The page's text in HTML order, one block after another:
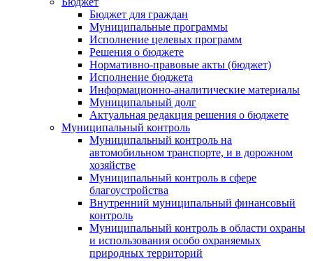
Бюджет для граждан
Муниципальные программы
Исполнение целевых программ
Решения о бюджете
Нормативно-правовые акты (бюджет)
Исполнение бюджета
Информационно-аналитические материалы
Муниципальный долг
Актуальная редакция решения о бюджете
Муниципальный контроль
Муниципальный контроль на
автомобильном транспорте, и в дорожном
хозяйстве
Муниципальный контроль в сфере
благоустройства
Внутренний муниципальный финансовый
контроль
Муниципальный контроль в области охраны
и использования особо охраняемых
природных территорий